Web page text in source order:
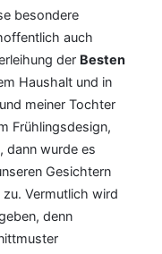
besondere
auch
der Besten
Haushalt und in
meiner Tochter
Frühlingsdesign,
dann wurde es
Gesichtern
Vermutlich wird
denn